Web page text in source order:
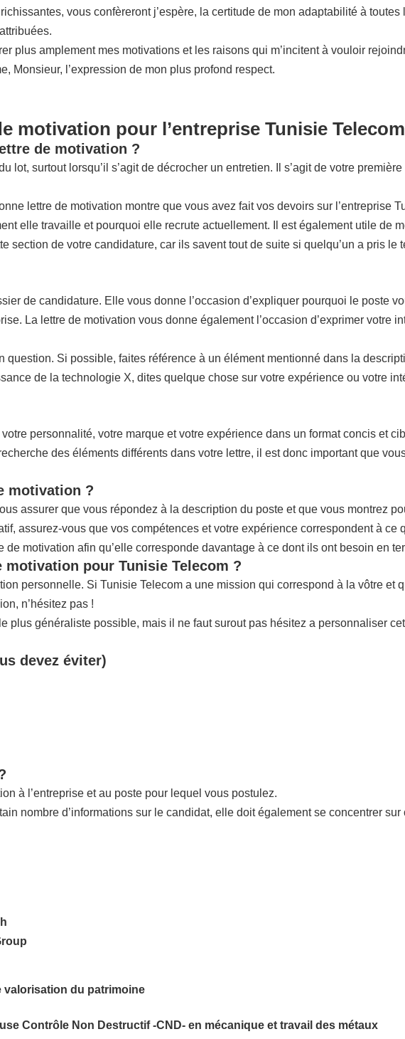
vous confèreront j’espère, la certitude de mon adaptabilité à
plus amplement mes motivations et les raisons qui m’incitent à vouloir
Monsieur, l’expression de mon plus profond respect.
motivation pour l’entreprise Tunisie Telecom
de motivation ?
lot, surtout lorsqu’il s’agit de décrocher un entretien. Il s’agit de votre
lettre de motivation montre que vous avez fait vos devoirs sur l’entreprise
elle travaille et pourquoi elle recrute actuellement. Il est également utile de
de votre candidature, car ils savent tout de suite si quelqu’un a pris le
de candidature. Elle vous donne l’occasion d’expliquer pourquoi le poste
La lettre de motivation vous donne également l’occasion d’exprimer votre
question. Si possible, faites référence à un élément mentionné dans la
de la technologie X, dites quelque chose sur votre expérience ou votre
personnalité, votre marque et votre expérience dans un format concis et
des éléments différents dans votre lettre, il est donc important que
motivation ?
assurer que vous répondez à la description du poste et que vous montrez
assurez-vous que vos compétences et votre expérience correspondent à ce
motivation afin qu’elle corresponde davantage à ce dont ils ont besoin en
pour Tunisie Telecom ?
personnelle. Si Tunisie Telecom a une mission qui correspond à la vôtre et
n’hésitez pas !
plus généraliste possible, mais il ne faut surout pas hésitez a personnaliser
devez éviter)
à l’entreprise et au poste pour lequel vous postulez.
nombre d’informations sur le candidat, elle doit également se concentrer
valorisation du patrimoine
Contrôle Non Destructif -CND- en mécanique et travail des métaux